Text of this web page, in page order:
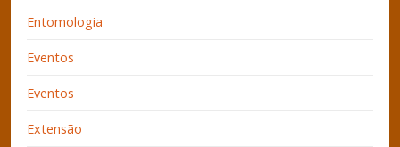
Entomologia
Eventos
Eventos
Extensão